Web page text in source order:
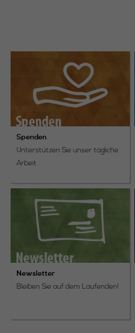
Spenden
Unterstützen Sie unser tägliche
Arbeit
Newsletter
Bleiben Sie auf dem Laufenden!